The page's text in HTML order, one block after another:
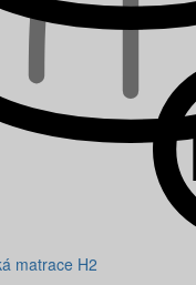
matrace H2